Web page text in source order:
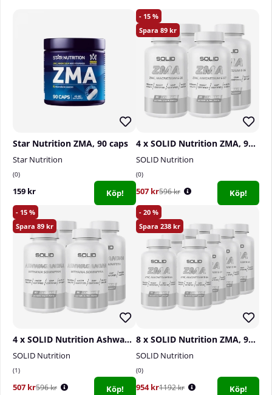
Antal doser per förpackning:90
Rekommenderad dosering:
tag en kapsel dagligen
före nattsömn
Star Nutrition ZMA, 90 caps
Star Nutrition
0
159 kr Köp!
15
89
4 x SOLID Nutrition ZMA, 90 caps
SOLID Nutrition
0
507 kr596 kr Köp!
15
89
4 x SOLID Nutrition Ashwagandha, 60 caps
SOLID Nutrition
1
507 kr596 kr Köp!
20
238
8 x SOLID Nutrition ZMA, 90 caps
SOLID Nutrition
0
954 kr1192 kr Köp!